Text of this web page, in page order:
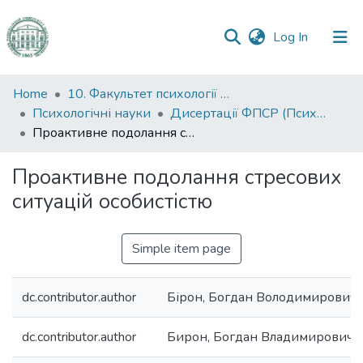
Log In (current)
Communities
&
Collections
Statistics
Home
10. Факультет психології та соціальної роботи
Психологічні науки
Дисертації ФПСР (Психологічні науки)
Проактивне подолання стресових ситуацій особистістю
Проактивне подолання стресових
ситуацій особистістю
Simple item page
dc.contributor.author Бірон, Богдан Володимирович
dc.contributor.author Бирон, Богдан Владимирович